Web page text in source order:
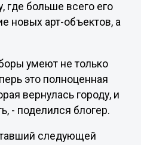
где больше всего его
новых арт-объектов, а
умеют не только
это полноценная
вернулась городу, и
- поделился блогер.
следующей